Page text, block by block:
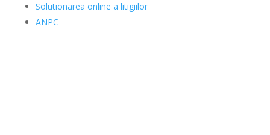
Solutionarea online a litigiilor
ANPC